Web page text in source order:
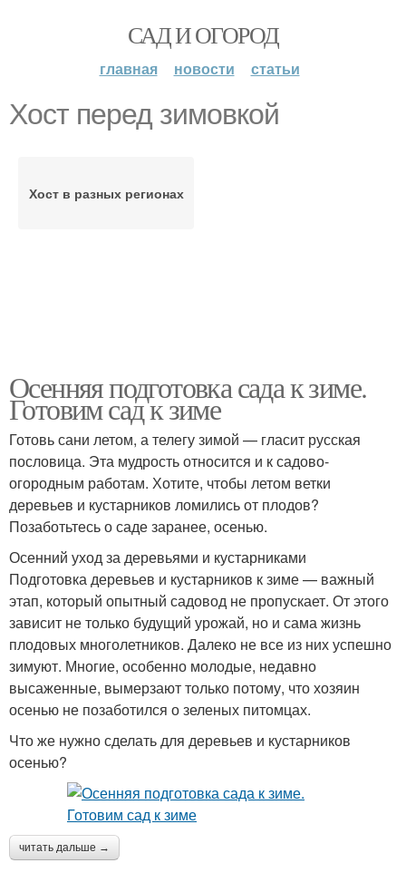
САД И ОГОРОД
главная новости статьи
Хост перед зимовкой
Хост в разных регионах
Осенняя подготовка сада к зиме.
Готовим сад к зиме
Готовь сани летом, а телегу зимой — гласит русская
пословица. Эта мудрость относится и к садово-
огородным работам. Хотите, чтобы летом ветки
деревьев и кустарников ломились от плодов?
Позаботьтесь о саде заранее, осенью.
Осенний уход за деревьями и кустарниками
Подготовка деревьев и кустарников к зиме — важный
этап, который опытный садовод не пропускает. От этого
зависит не только будущий урожай, но и сама жизнь
плодовых многолетников. Далеко не все из них успешно
зимуют. Многие, особенно молодые, недавно
высаженные, вымерзают только потому, что хозяин
осенью не позаботился о зеленых питомцах.
Что же нужно сделать для деревьев и кустарников
осенью?
читать дальше →